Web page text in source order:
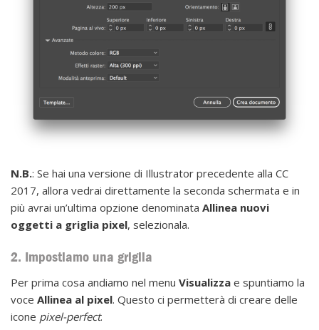
N.B.: Se hai una versione di Illustrator precedente alla CC
2017, allora vedrai direttamente la seconda schermata e in
più avrai un’ultima opzione denominata Allinea nuovi
oggetti a griglia pixel, selezionala.
2. Impostiamo una griglia
Per prima cosa andiamo nel menu Visualizza e spuntiamo la
voce Allinea al pixel. Questo ci permetterà di creare delle
icone pixel-perfect.